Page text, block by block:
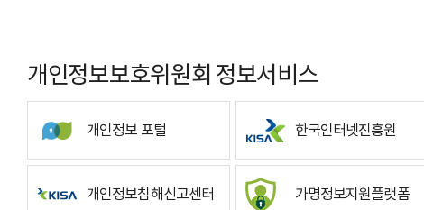
개인정보보호위원회 정보서비스
개인정보 포털 한국인터넷진흥원
개인정보침해신고센터 가명정보지원플랫폼